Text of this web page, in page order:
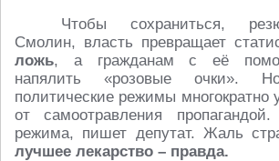
Чтобы сохраниться,
Смолин, власть превращает
ложь, а гражданам с её
напялить «розовые очки».
политические режимы
от самоотравления
режима, пишет депутат. Жаль
лучшее лекарство – правда.